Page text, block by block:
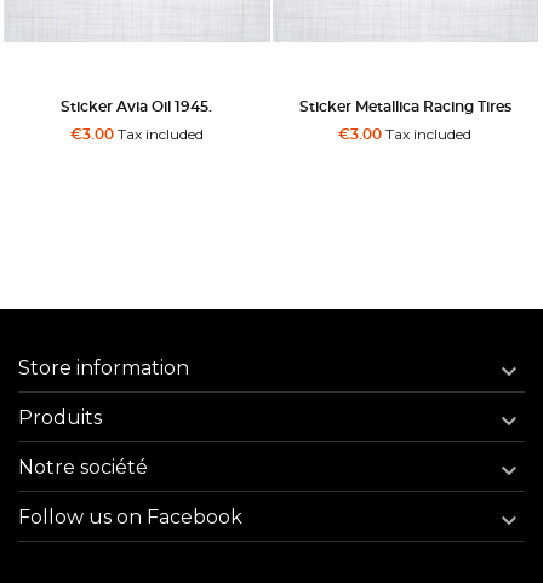
Sticker Avia Oil 1945.
€3.00Tax included
Sticker Metallica Racing Tires
€3.00 Tax included
Store information 
Produits 
Notre société 
Follow us on Facebook 